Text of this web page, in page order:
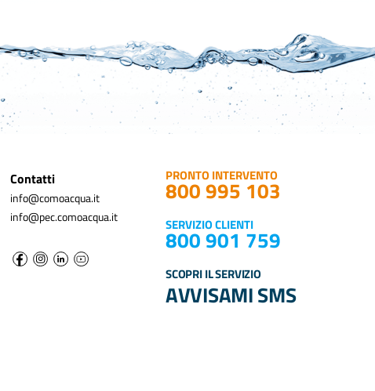
Contatti
info@comoacqua.it
info@pec.comoacqua.it
PRONTO INTERVENTO
800 995 103
SERVIZIO CLIENTI
800 901 759
SCOPRI IL SERVIZIO
AVVISAMI SMS